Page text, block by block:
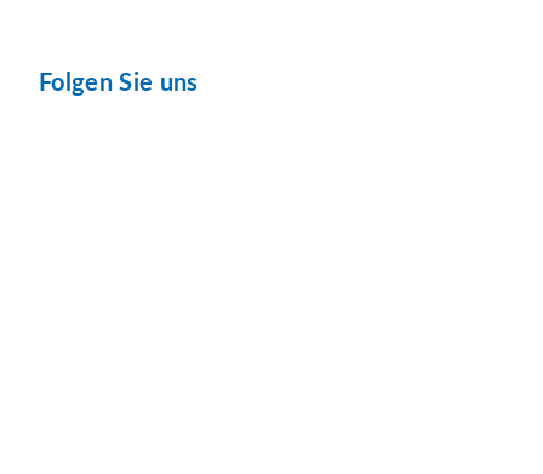
Folgen Sie uns